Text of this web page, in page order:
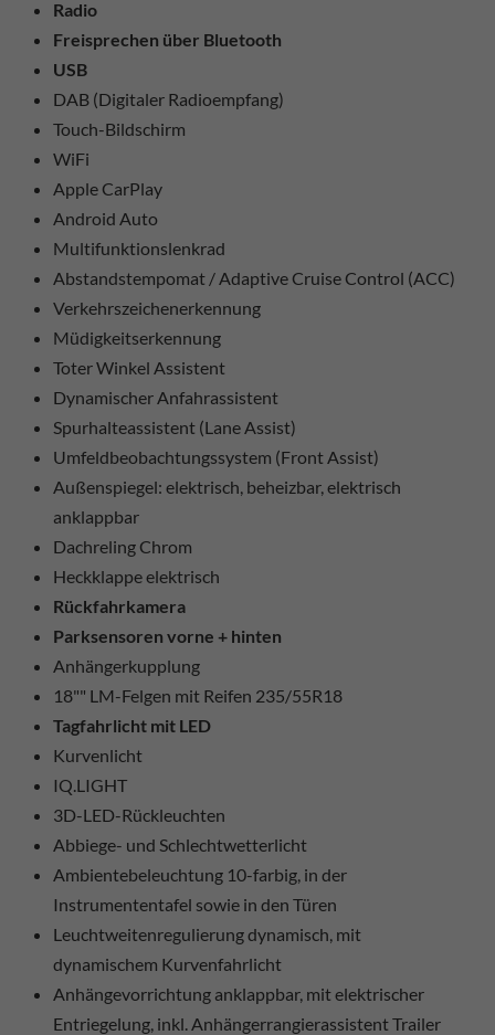
Radio
Freisprechen über Bluetooth
USB
DAB (Digitaler Radioempfang)
Touch-Bildschirm
WiFi
Apple CarPlay
Android Auto
Multifunktionslenkrad
Abstandstempomat / Adaptive Cruise Control (ACC)
Verkehrszeichenerkennung
Müdigkeitserkennung
Toter Winkel Assistent
Dynamischer Anfahrassistent
Spurhalteassistent (Lane Assist)
Umfeldbeobachtungssystem (Front Assist)
Außenspiegel: elektrisch, beheizbar, elektrisch
anklappbar
Dachreling Chrom
Heckklappe elektrisch
Rückfahrkamera
Parksensoren vorne + hinten
Anhängerkupplung
18"" LM-Felgen mit Reifen 235/55R18
Tagfahrlicht mit LED
Kurvenlicht
IQ.LIGHT
3D-LED-Rückleuchten
Abbiege- und Schlechtwetterlicht
Ambientebeleuchtung 10-farbig, in der
Instrumententafel sowie in den Türen
Leuchtweitenregulierung dynamisch, mit
dynamischem Kurvenfahrlicht
Anhängevorrichtung anklappbar, mit elektrischer
Entriegelung, inkl. Anhängerrangierassistent Trailer